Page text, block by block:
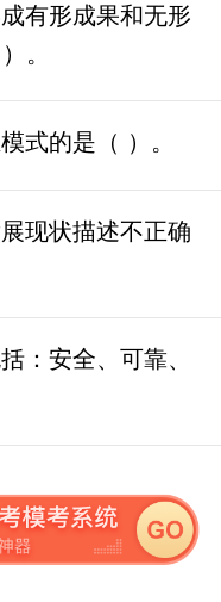
有形成果和无形
。
式的是（ ）。
现状描述不正确
：安全、可靠、